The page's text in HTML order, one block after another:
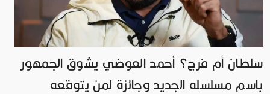
سلطان أم فرج؟ أحمد العوضي يشوق الجمهور
باسم مسلسله الجديد وجائزة لمن يتوقعه